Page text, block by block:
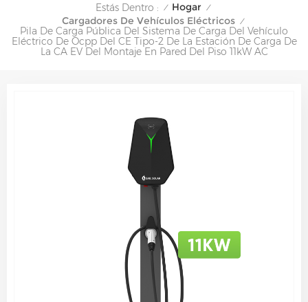
Estás Dentro : / Hogar /
Cargadores De Vehículos Eléctricos /
Pila De Carga Pública Del Sistema De Carga Del Vehículo
Eléctrico De Ocpp Del CE Tipo-2 De La Estación De Carga De
La CA EV Del Montaje En Pared Del Piso 11kW AC